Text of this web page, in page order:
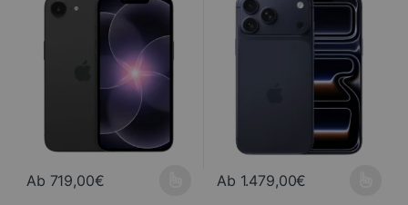
Ab 719,00€
Dieses Produkt ist in verschiedenen Ausführungen erhältlich.
Ab 1.479,00€
Dieses Produkt ist in